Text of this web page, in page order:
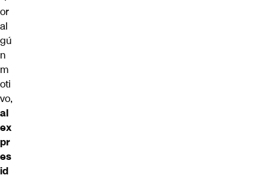
or
al
gú
n
m
oti
vo,
al
ex
pr
es
id